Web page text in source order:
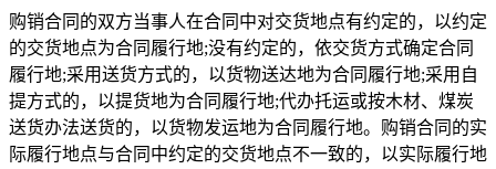
购销合同的双方当事人在合同中对交货地点有约定的，以约定
的交货地点为合同履行地;没有约定的，依交货方式确定合同
履行地;采用送货方式的，以货物送达地为合同履行地;采用自
提方式的，以提货地为合同履行地;代办托运或按木材、煤炭
送货办法送货的，以货物发运地为合同履行地。购销合同的实
际履行地点与合同中约定的交货地点不一致的，以实际履行地